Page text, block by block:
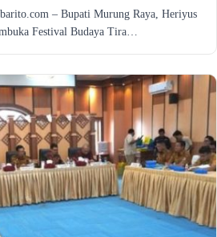
– Bupati Murung Raya, Heriyus
Festival Budaya Tira…